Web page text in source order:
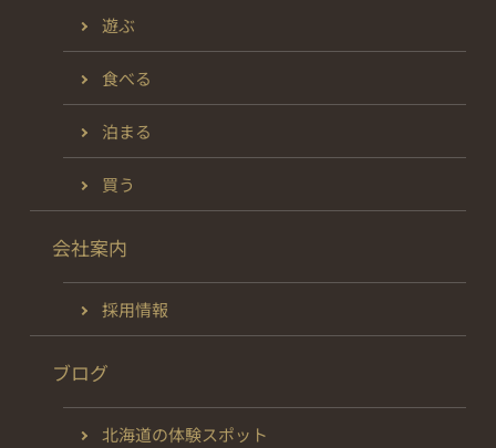
遊ぶ
食べる
泊まる
買う
会社案内
採用情報
ブログ
北海道の体験スポット